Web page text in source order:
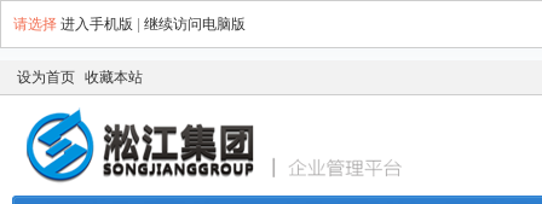
请选择 进入手机版 继续访问电脑版
设为首页 收藏本站